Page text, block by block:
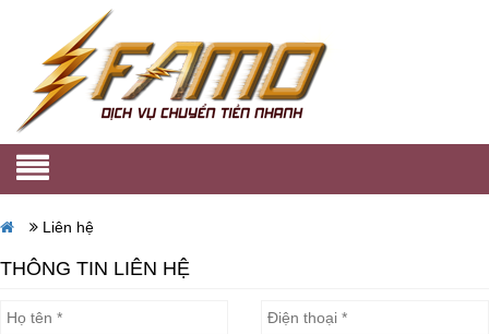
Liên hệ
THÔNG TIN LIÊN HỆ